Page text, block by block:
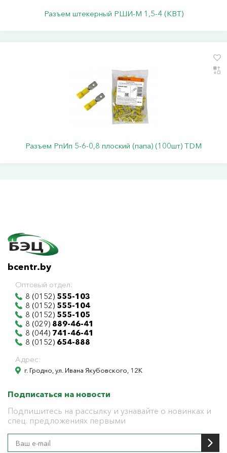
Разъем штекерный РШИ-М 1,5-4 (КВТ)
Разъем РпИп 5-6-0,8 плоский (папа) (100шт) TDM
bcentr.by
Оптовый отдел:
8 (0152) 555-103
8 (0152) 555-104
8 (0152) 555-105
8 (029) 889-46-41
8 (044) 741-46-41
8 (0152) 654-888
Адрес:
г. Гродно, ул. Ивана Якубовского, 12К
Подписаться на новости
Подпишитесь на рассылку и узнавайте о новинках и
спец. предложениях первыми